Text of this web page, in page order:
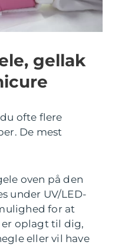
gellak
ofte flere
De mest
oven på den
under UV/LED-
for at
oplagt til dig,
eller vil have